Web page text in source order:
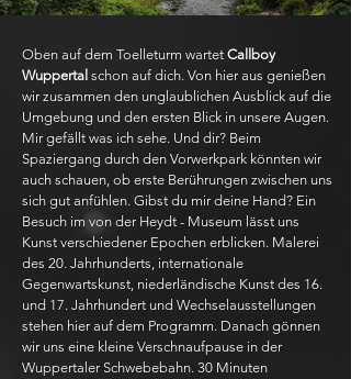
Oben auf dem Toelleturm wartet Callboy
Wuppertal schon auf dich. Von hier aus genießen
wir zusammen den unglaublichen Ausblick auf die
Umgebung und den ersten Blick in unsere Augen.
Mir gefällt was ich sehe. Und dir? Beim
Spaziergang durch den Vorwerkpark könnten wir
auch schauen, ob erste Berührungen zwischen uns
sich gut anfühlen. Gibst du mir deine Hand? Ein
Besuch im von der Heydt - Museum lässt uns
Kunst verschiedener Epochen erblicken. Malerei
des 20. Jahrhunderts, internationale
Gegenwartskunst, niederländische Kunst des 16.
und 17. Jahrhundert und Wechselausstellungen
stehen hier auf dem Programm. Danach gönnen
wir uns eine kleine Verschnaufpause in der
Wuppertaler Schwebebahn. 30 Minuten